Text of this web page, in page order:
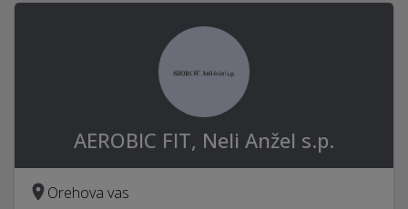
AEROBIC FIT, Neli Anžel s.p.
Orehova vas